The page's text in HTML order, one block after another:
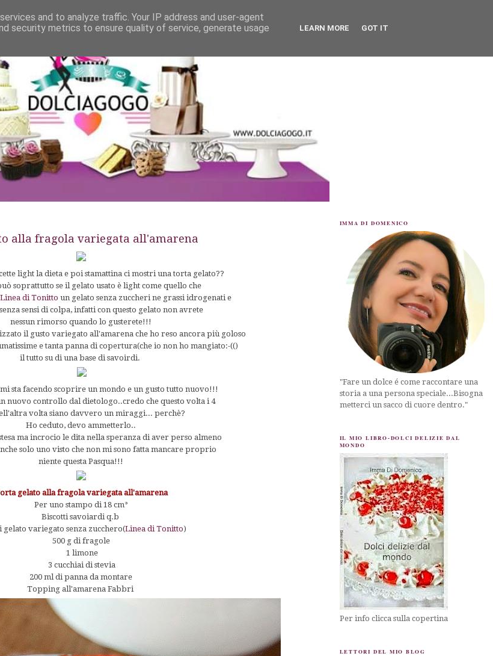
alla fragola variegata all'amarena
light la dieta e poi stamattina ci mostri una torta gelato??
soprattutto se il gelato usato è light come quello che
Linea di Tonitto un gelato senza zuccheri ne grassi idrogenati e
sensi di colpa, infatti con questo gelato non avrete
nessun rimorso quando lo gusterete!!!
il gusto variegato all'amarena che ho reso ancora più goloso
e tanta panna di copertura(che io non ho mangiato:-(()
il tutto su di una base di savoirdi.
sta facendo scoprire un mondo e un gusto tutto nuovo!!!
nuovo controllo dal dietologo..credo che questo volta i 4
volta siano davvero un miraggi... perchè?
Ho ceduto, devo ammetterlo..
ma incrocio le dita nella speranza di aver perso almeno
solo uno visto che non mi sono fatta mancare proprio
niente questa Pasqua!!!
gelato alla fragola variegata all'amarena
Per uno stampo di 18 cm°
Biscotti savoiardi q.b
gelato variegato senza zucchero(Linea di Tonitto)
500 g di fragole
1 limone
3 cucchiai di stevia
200 ml di panna da montare
Topping all'amarena Fabbri
IMMA DI DOMENICO
"Fare un dolce é come raccontare una
storia a una persona speciale...Bisogna
metterci un sacco di cuore dentro."
IL MIO LIBRO-DOLCI DELIZIE DAL
MONDO
Per info clicca sulla copertina
LETTORI DEL MIO BLOG
and to analyze traffic. Your IP address and user-agent
security metrics to ensure quality of service, generate usage
LEARN MORE GOT IT